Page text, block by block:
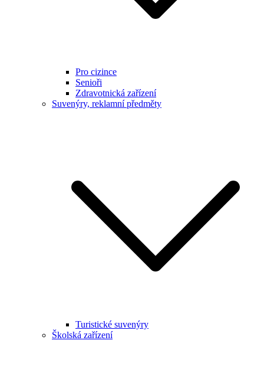
Pro cizince
Senioři
Zdravotnická zařízení
Suvenýry, reklamní předměty
Turistické suvenýry
Školská zařízení